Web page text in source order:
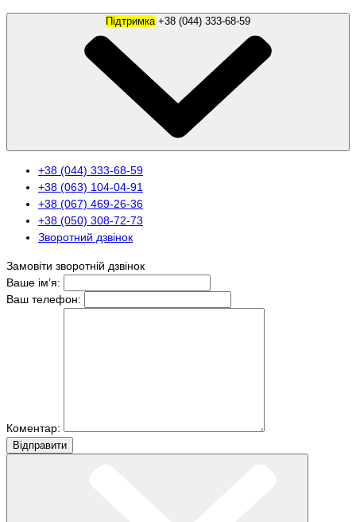
Підтримка
+38 (044) 333-68-59
+38 (063) 104-04-91
+38 (067) 469-26-36
+38 (050) 308-72-73
Зворотний дзвінок
Замовіти зворотній дзвінок
Ваше ім’я:
Ваш телефон:
Коментар:
Вiдправити